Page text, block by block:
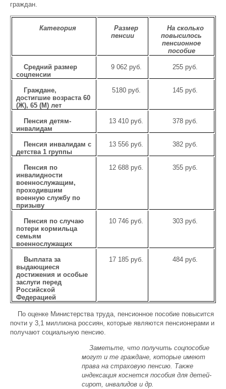
граждан.
Категория
Размер
пенсии
На сколько
повысилось
пенсионное
пособие
Средний размер
соцпенсии
9 062 руб. 255 руб.
Граждане,
достигшие возраста 60
(Ж), 65 (М) лет
5180 руб. 145 руб.
Пенсия детям-
инвалидам
13 410 руб. 378 руб.
Пенсия инвалидам с
детства 1 группы
13 556 руб. 382 руб.
Пенсия по
инвалидности
военнослужащим,
проходившим
военную службу по
призыву
12 688 руб. 355 руб.
Пенсия по случаю
потери кормильца
семьям
военнослужащих
10 746 руб. 303 руб.
Выплата за
выдающиеся
достижения и особые
заслуги перед
Российской
Федерацией
17 185 руб. 484 руб.
По оценке Министерства труда, пенсионное пособие повысится
почти у 3,1 миллиона россиян, которые являются пенсионерами и
получают социальную пенсию.
Заметьте, что получить соцпособие
могут и те граждане, которые имеют
права на страховую пенсию. Также
индексация коснется пособия для детей-
сирот, инвалидов и др.